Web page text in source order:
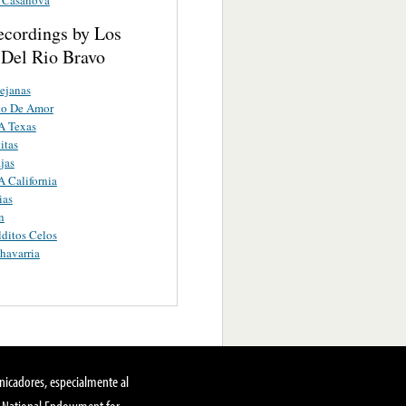
by Los
Rio Bravo
De Amor
Texas
California
Celos
especialmente al